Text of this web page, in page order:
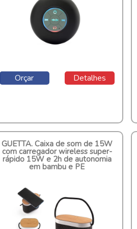
Orçar Detalhes
GUETTA. Caixa de som de 15W
com carregador wireless super-
rápido 15W e 2h de autonomia
em bambu e PE